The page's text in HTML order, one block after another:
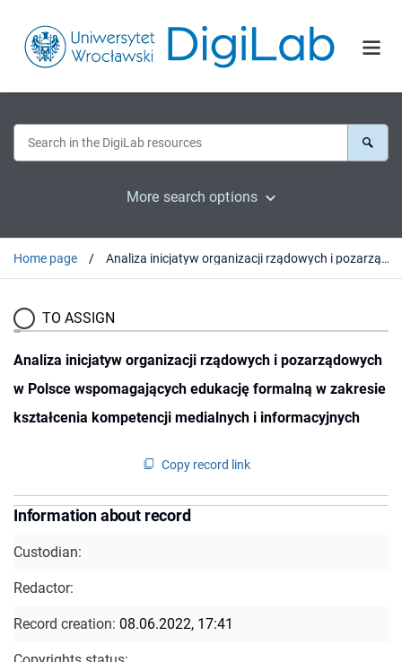
More search options
Home page Analiza inicjatyw organizacji rządowych i pozarządowych w Polsce wspomagających edukację formalną w zakresie kształcenia kompetencji medialnych i informacyjnych
TO ASSIGN
Analiza inicjatyw organizacji rządowych i pozarządowych
w Polsce wspomagających edukację formalną w zakresie
kształcenia kompetencji medialnych i informacyjnych
Copy record link
Information about record
Custodian:
Redactor:
Record creation: 08.06.2022, 17:41